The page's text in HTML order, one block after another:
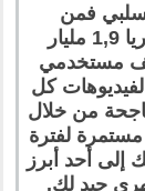
فمن
المعروف أن موقع اليوتيوب يزوره شهريا 1,9 مليار
مستخدمي
500 ساعة من الفيديوهات كل
ناجحة من خلال
لفترة
إلى أحد أبرز
جيد لك.